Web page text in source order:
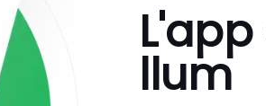
llum